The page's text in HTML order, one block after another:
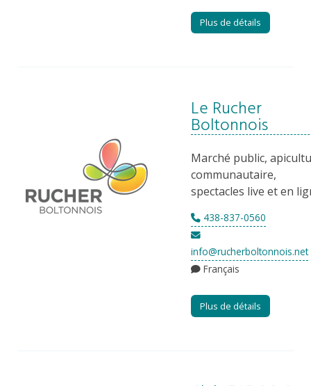
Plus de détails
Le Rucher
Boltonnois
Marché public,
communautaire,
spectacles live et en
438-837-0560
info@rucherboltonnois.net
Français
Plus de détails